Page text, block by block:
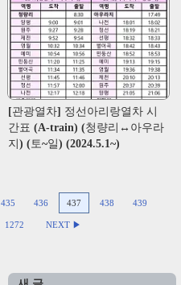
[관광열차] 정선아리랑열차 시
간표 (A-train) (청량리↔아우라
지) (토~일) (2024.5.1~)
435 436 437 438 439
1272 NEXT ▶